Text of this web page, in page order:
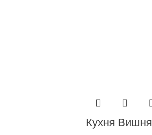
Кухня Вишня